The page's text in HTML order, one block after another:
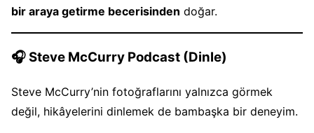
bir araya getirme becerisinden doğar.
🎧 Steve McCurry Podcast (Dinle)
Steve McCurry’nin fotoğraflarını yalnızca görmek
değil, hikâyelerini dinlemek de bambaşka bir deneyim.